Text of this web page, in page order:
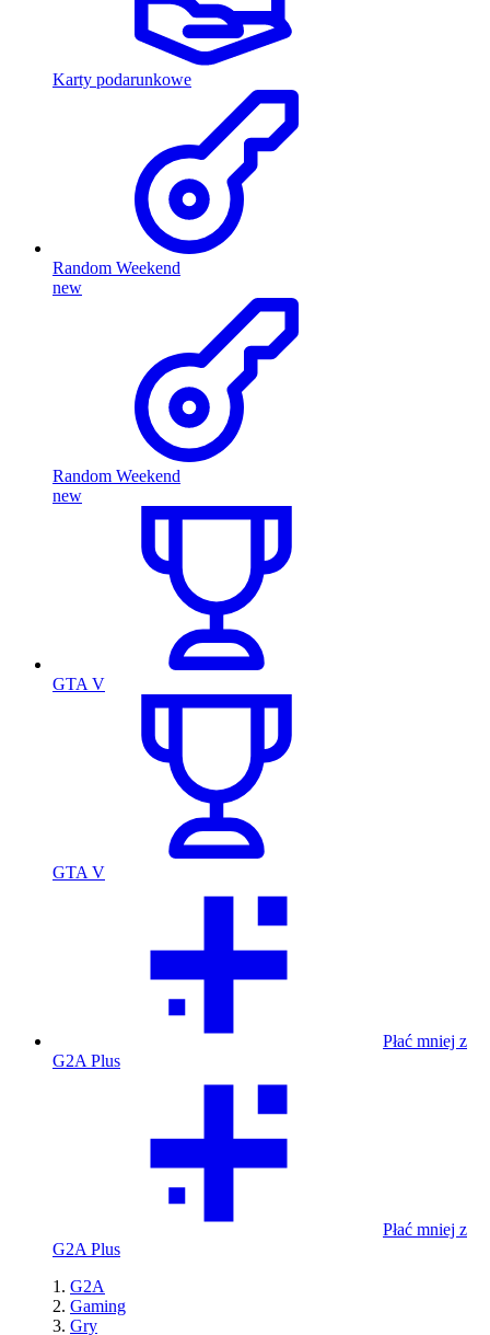
Karty podarunkowe
Random Weekend
new
Random Weekend
new
GTA V
GTA V
Płać mniej z
G2A Plus
Płać mniej z
G2A Plus
G2A
Gaming
Gry